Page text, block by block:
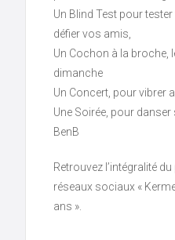
Un Blind Test pour
défier vos amis,
Un Cochon à la broche,
dimanche
Un Concert, pour vibrer
Une Soirée, pour
BenB
Retrouvez l’intégralité
réseaux sociaux «
ans ».